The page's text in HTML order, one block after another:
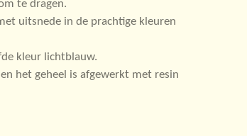
te dragen.
uitsnede in de prachtige kleuren
kleur lichtblauw.
het geheel is afgewerkt met resin